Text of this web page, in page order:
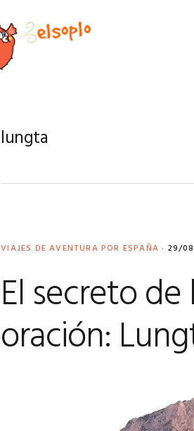
lungta
VIAJES DE AVENTURA POR ESPAÑA · 29/
El secreto
oración: